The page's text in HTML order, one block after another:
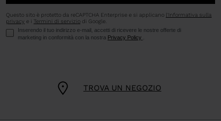
TROVA UN NEGOZIO
Questo sito è protetto da reCAPTCHA Enterprise e si applicano
l'Informativa sulla
privacy e i Termini di servizio di Google.
Inserendo il tuo indirizzo e-mail, accetti di ricevere le nostre offerte di
marketing in conformità con la nostra Privacy Policy